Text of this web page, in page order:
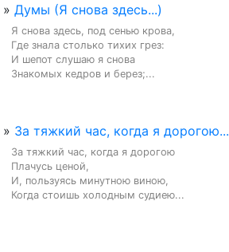
» Думы (Я снова здесь...)
Я снова здесь, под сенью крова,
Где знала столько тихих грез:
И шепот слушаю я снова
Знакомых кедров и берез;...
» За тяжкий час, когда я дорогою...
За тяжкий час, когда я дорогою
Плачусь ценой,
И, пользуясь минутною виною,
Когда стоишь холодным судиею...